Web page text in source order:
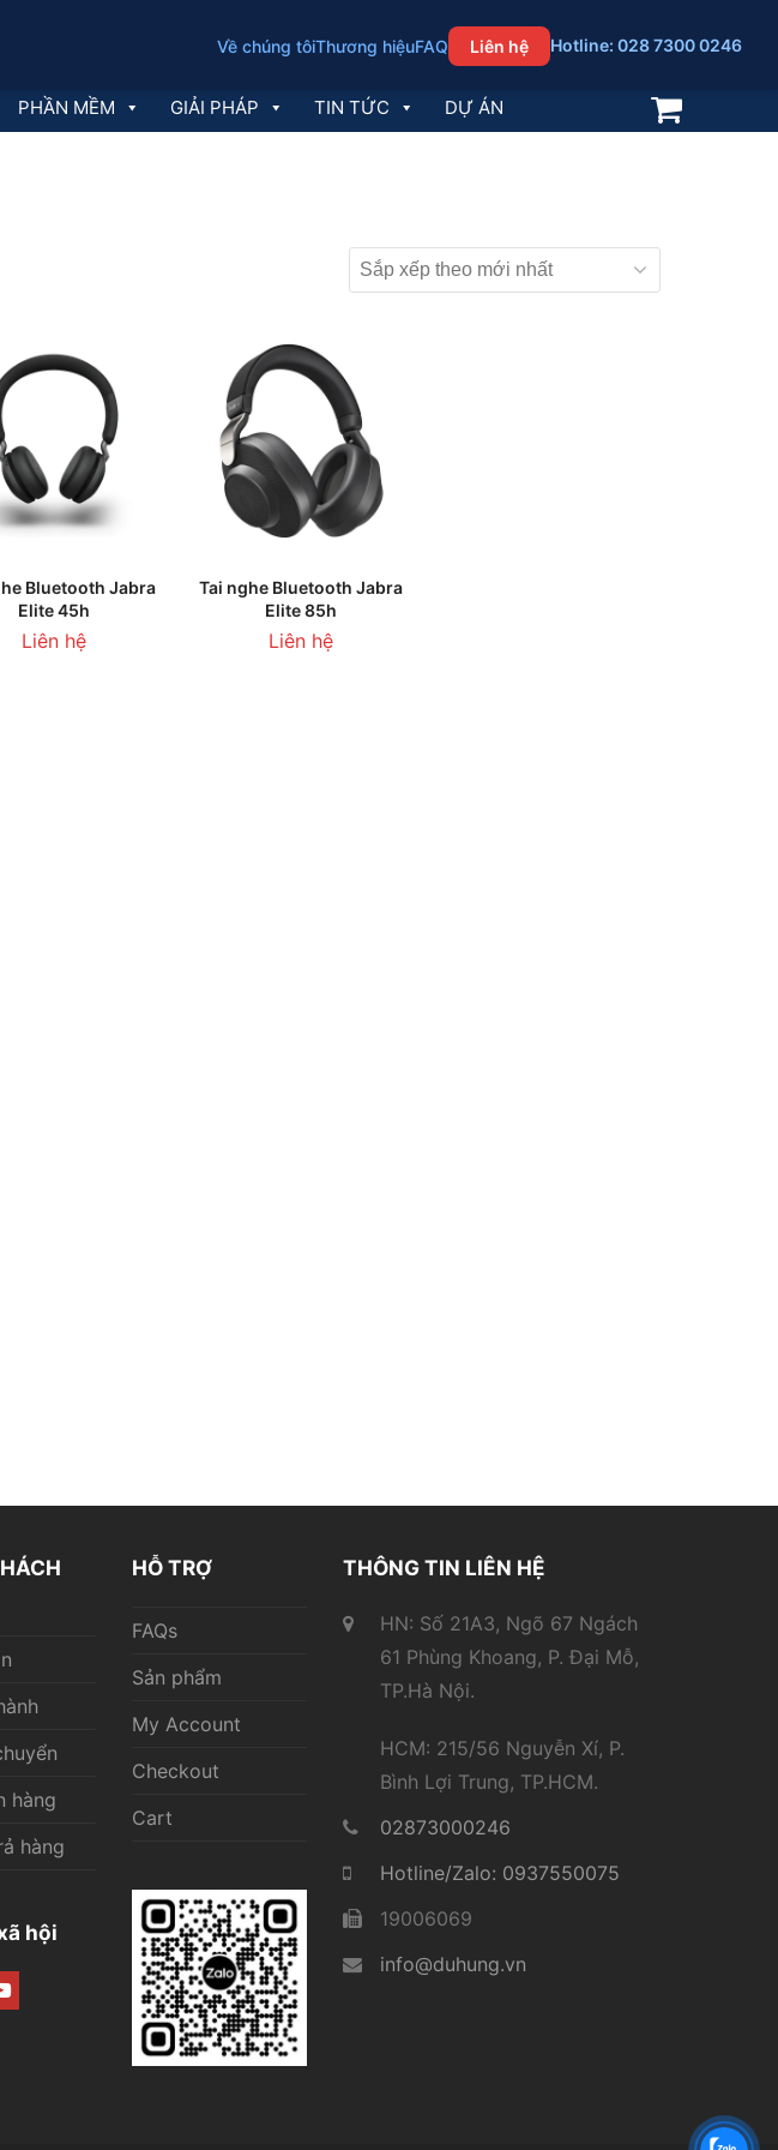
Về chúng tôiThương hiệuFAQ Liên hệ Hotline: 028 7300 0246
PHẦN MỀM GIẢI PHÁP TIN TỨC DỰ ÁN
VÀO GIỎ HÀNG
Bluetooth Jabra
Elite 45h
Liên hệ
THÊM VÀO GIỎ HÀNG
Tai nghe Bluetooth Jabra
Elite 85h
Liên hệ
hàng
hàng
hội
Youtube
HỖ TRỢ
FAQs
Sản phẩm
My Account
Checkout
Cart
THÔNG TIN LIÊN HỆ
HN: Số 21A3, Ngõ 67 Ngách
61 Phùng Khoang, P. Đại Mỗ,
TP.Hà Nội.
HCM: 215/56 Nguyễn Xí, P.
Bình Lợi Trung, TP.HCM.
02873000246
Hotline/Zalo: 0937550075
19006069
info@duhung.vn